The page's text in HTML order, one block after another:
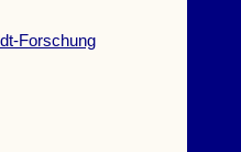
Forschung